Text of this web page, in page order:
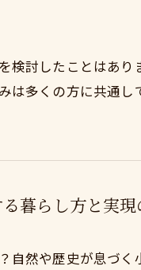
検討したことはあり
は多くの方に共通し
暮らし方と実現
自然や歴史が息づく